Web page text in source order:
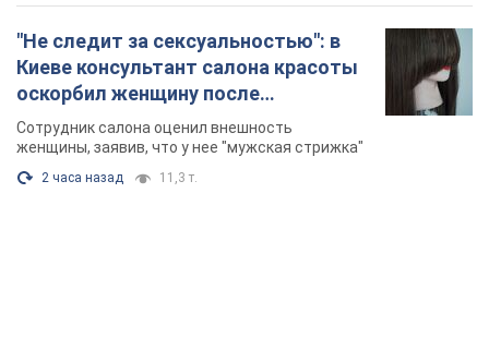
"Не следит за сексуальностью": в
Киеве консультант салона красоты
оскорбил женщину после
химиотерапии, разгорелся скандал.
Фото
Сотрудник салона оценил внешность
женщины, заявив, что у нее "мужская стрижка"
2 часа назад 11,3 т.